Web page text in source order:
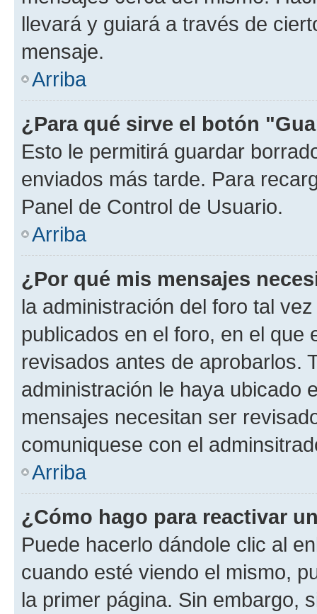
llevará y guiará a través de
mensaje.
Arriba
¿Para qué sirve el botón
Esto le permitirá guardar
enviados más tarde. Para
Panel de Control de Usuario.
Arriba
¿Por qué mis mensajes
la administración del foro tal
publicados en el foro, en el
revisados antes de aprobarlos.
administración le haya ubicado
mensajes necesitan ser
comuniquese con el
Arriba
¿Cómo hago para reactivar
Puede hacerlo dándole clic al
cuando esté viendo el mismo,
la primer página. Sin embargo,